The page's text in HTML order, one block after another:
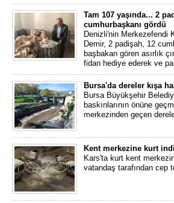
Tam 107 yaşında... 2
cumhurbaşkanı gördü
Denizli'nin Merkezefendi
Demir, 2 padişah, 12
başbakan gören asırlık
fidan hediye ederek ve
Bursa'da dereler kışa
Bursa Büyükşehir
baskınlarının önüne
merkezinden geçen
Kent merkezine kurt indi
Kars'ta kurt kent
vatandaş tarafından cep